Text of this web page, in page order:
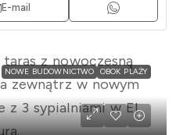
E-mail
NOWE BUDOWNICTWO OBOK PLAŻY